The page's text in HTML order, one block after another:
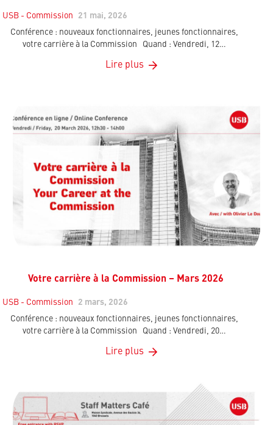
USB - Commission
21 mai, 2026
Conférence : nouveaux fonctionnaires, jeunes fonctionnaires,
votre carrière à la Commission Quand : Vendredi, 12…
Lire plus
Votre carrière à la Commission – Mars 2026
USB - Commission
2 mars, 2026
Conférence : nouveaux fonctionnaires, jeunes fonctionnaires,
votre carrière à la Commission Quand : Vendredi, 20…
Lire plus